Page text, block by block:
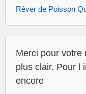
Rêver de Poisson
Merci pour votre
plus clair. Pour l
encore